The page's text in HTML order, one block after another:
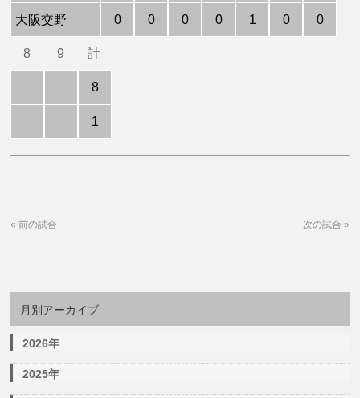
大阪交野 0 0 0 0 1 0 0
8 9 計
8
1
«前の試合 次の試合 »
月別アーカイブ
2026年
2025年